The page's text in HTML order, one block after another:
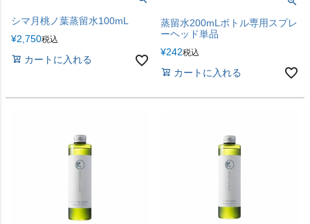
シマ月桃ノ葉蒸留水100mL
¥2,750税込
カートに入れる
蒸留水200mLボトル専用スプレ
ーヘッド単品
¥242税込
カートに入れる